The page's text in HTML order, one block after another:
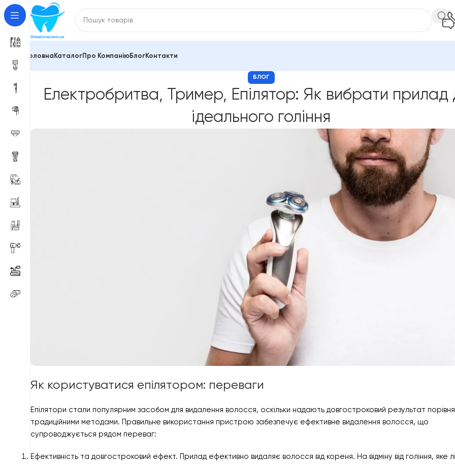
Головна КаталогПро КомпаніюБлогКонтакти
БЛОГ
Електробритва, Тример, Епілятор: Як вибрати прилад
ідеального гоління
Як користуватися епілятором: переваги
Епілятори стали популярним засобом для видалення волосся, оскільки надають довгостроковий результат
традиційними методами. Правильне використання пристрою забезпечує ефективне видалення волосся, що
супроводжується рядом переваг:
Ефективність та довгостроковий ефект. Прилад ефективно видаляє волосся від кореня. На відміну від гоління, яке